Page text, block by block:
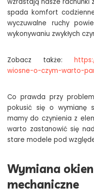
spada komfort
wyczuwalne ruchy
wykonywaniu zwykłych
Zobacz także:
wiosne-o-czym-warto-
Co prawda przy
pokusić się o wymianę
mamy do czynienia z
warto zastanowić się
stare modele pod
Wymiana
mechaniczne